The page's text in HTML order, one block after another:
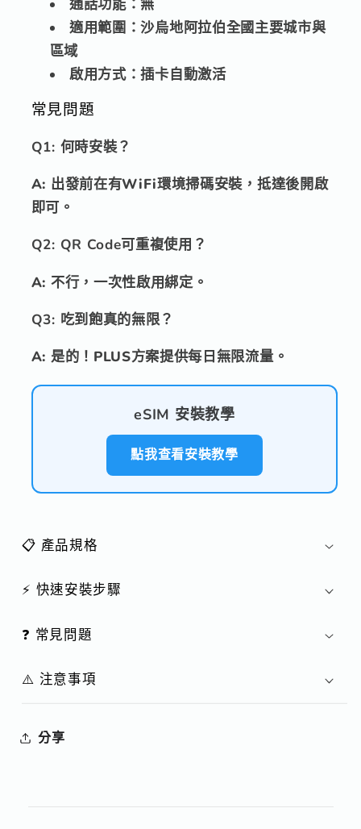
通話功能：無
適用範圍：沙烏地阿拉伯全國主要城市與
區域
啟用方式：插卡自動激活
常見問題
Q1: 何時安裝？
A: 出發前在有WiFi環境掃碼安裝，抵達後開啟
即可。
Q2: QR Code可重複使用？
A: 不行，一次性啟用綁定。
Q3: 吃到飽真的無限？
A: 是的！PLUS方案提供每日無限流量。
eSIM 安裝教學
點我查看安裝教學
📋 產品規格
⚡ 快速安裝步驟
❓ 常見問題
⚠️ 注意事項
分享